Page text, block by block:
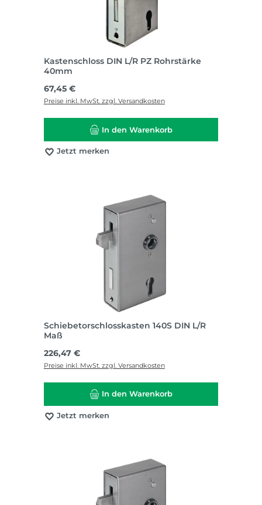
Kastenschloss DIN L/R PZ Rohrstärke
40mm
Regulärer Preis:
67,45 €
Preise inkl. MwSt. zzgl. Versandkosten
In den Warenkorb
Jetzt merken
Schiebetorschlosskasten 140S DIN L/R
Maß
Regulärer Preis:
226,47 €
Preise inkl. MwSt. zzgl. Versandkosten
In den Warenkorb
Jetzt merken